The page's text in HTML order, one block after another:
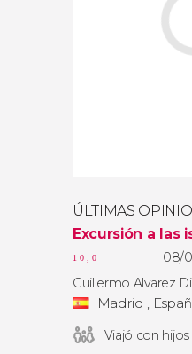
ÚLTIMAS
Excursión a las
10,0
08/
Guillermo Alvarez
Madrid ,
Viajó con